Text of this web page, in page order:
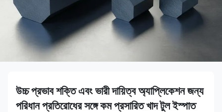
উচ্চ প্রভাব শক্তি এবং ভারী দায়িত্ব অ্যাপ্লিকেশন জন্য
পরিধান প্রতিরোধের সঙ্গে কম প্রসারিত খাদ টুল ইস্পাত